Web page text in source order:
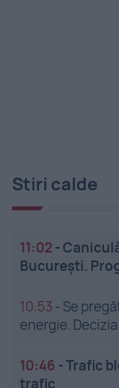
Stiri calde
11:02 -
București.
10:53 - Se
energie.
10:46 -Trafic
trafic